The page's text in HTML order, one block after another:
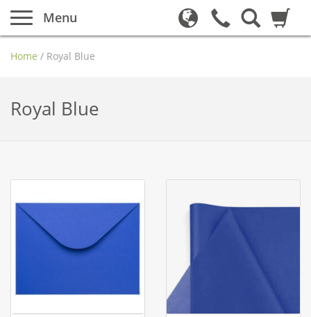
Menu
Home / Royal Blue
Royal Blue